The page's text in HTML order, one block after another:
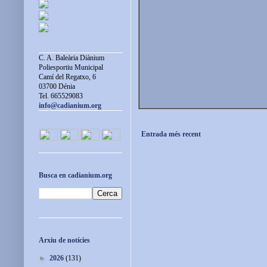
Entrada més recent
C. A. Baleària Diànium
Poliesportiu Municipal
Camí del Regatxo, 6
03700 Dénia
Tel. 665529083
info@cadianium.org
Busca en cadianium.org
Arxiu de notícies
► 2026 (131)